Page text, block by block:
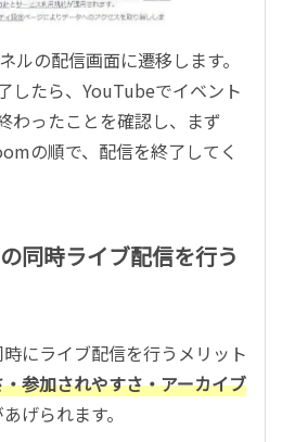
ルの配信画面に遷移します。
したら、YouTubeでイベント
わったことを確認し、まず
の順で、配信を終了してく
同時ライブ配信を行う
にライブ配信を行うメリット
参加されやすさ・アーカイブ
げられます。